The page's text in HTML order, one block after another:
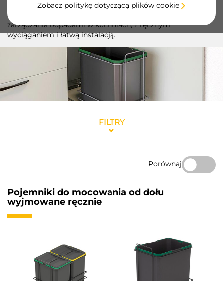
Zobacz politykę dotyczącą plików cookie
Pojemniki Recycle do montażu dolnego firmy Emuca
zapewniają praktyczne i wydajne rozwiązanie do
zarządzania odpadami w kuchniach, z ręcznym
wyciąganiem i łatwą instalacją.
FILTRY
Porównaj
Pojemniki do mocowania od dołu
wyjmowane ręcznie